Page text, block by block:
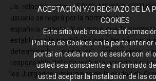
La relación entre JESUS MEGIAS
usuario se regirá por la normativa
española vigente. Y siempre que la
establezca la posibilidad para las partes la
determinado cualquier controversia
responsable del sitio web y la usuaria o el
los Juzgados y tribunales de la ciudad de
ACEPTACIÓN Y/O RECHAZO DE LA
COOKIES
Este sitio web muestra
Política de Cookies en la parte inferior
portal en cada inicio de sesión con el
usted sea consciente e informado
usted aceptar la instalación de las